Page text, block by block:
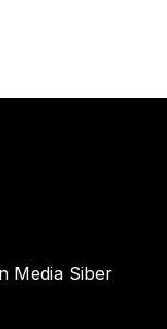
Media Siber